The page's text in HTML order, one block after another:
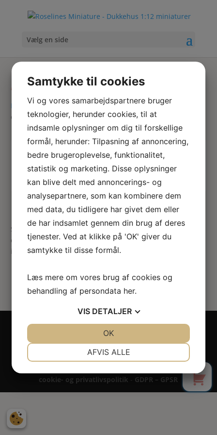
Vælg en side
sukkulenter
Hjem / Tekstiler & accessoires/Miniature lingeri/ Satin
corsage i hvid
Skriv
du
søger
her
Ingen resultater fundet
Siden du anmodede om kunne ikke findes. Prøv at præciser
din søgning, eller brug navigationen ovenfor til at lokalisere
indlægget.
Copyright 2024 - All rights reserved RoseLines
Miniature ® på design, brandnavn, logo, tekst og
billedemateriale.
Betaling - Levering - Garanti & reklamation -
cookie- og privatlivspolitik - GDPR – GPSR
0
Samtykke til cookies
Vi og vores samarbejdspartnere bruger
teknologier, herunder cookies, til at
indsamle oplysninger om dig til forskellige
formål, herunder: Tilpasning af annoncering,
bedre brugeroplevelse, funktionalitet,
statistik og marketing. Disse oplysninger
kan blive delt med annoncerings- og
analysepartnere, som kan kombinere dem
med data, du tidligere har givet dem eller
de har indsamlet gennem din brug af deres
tjenester. Ved at klikke på 'OK' giver du
samtykke til disse formål.
Læs mere om vores brug af cookies og
behandling af persondata her.
VIS DETALJER
MARKETING STATISTIK
AFVIS ALLE
OK